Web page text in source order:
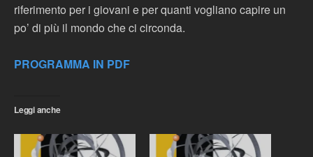
riferimento per i giovani e per quanti vogliano capire un
po’ di più il mondo che ci circonda.
PROGRAMMA IN PDF
Leggi anche